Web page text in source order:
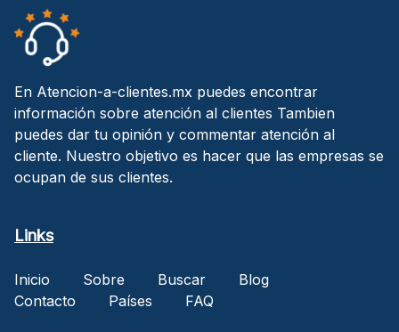
En Atencion-a-clientes.mx puedes encontrar
información sobre atención al clientes Tambien
puedes dar tu opinión y commentar atención al
cliente. Nuestro objetivo es hacer que las empresas se
ocupan de sus clientes.
Links
Inicio Sobre Buscar
Blog
Contacto
Países FAQ